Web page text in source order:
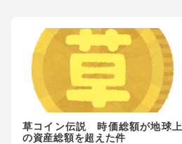
草コイン伝説 時価総額が地球上
の資産総額を超えた件